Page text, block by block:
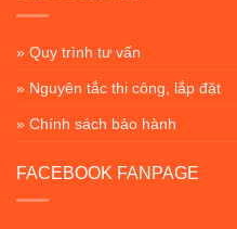
» Quy trình tư vấn
» Nguyên tắc thi công, lắp đặt
» Chính sách bảo hành
FACEBOOK FANPAGE